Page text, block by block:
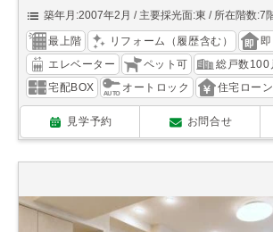
築年月:2007年2月
主要採光面:東 所在階数:7
最上階 リフォーム（履歴含む）
エレベーター
ペット可
総戸数100
宅配BOX
オートロック 住宅ロー
見学予約 お問合せ